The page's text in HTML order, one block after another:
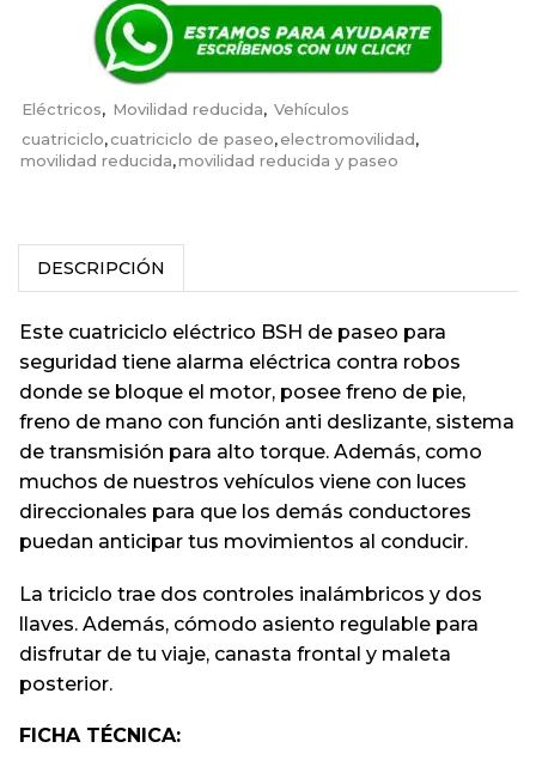
Eléctricos, Movilidad reducida, Vehículos
cuatriciclo,cuatriciclo de paseo,electromovilidad,
movilidad reducida,movilidad reducida y paseo
DESCRIPCIÓN
Este cuatriciclo eléctrico BSH de paseo para
seguridad tiene alarma eléctrica contra robos
donde se bloque el motor, posee freno de pie,
freno de mano con función anti deslizante, sistema
de transmisión para alto torque. Además, como
muchos de nuestros vehículos viene con luces
direccionales para que los demás conductores
puedan anticipar tus movimientos al conducir.
La triciclo trae dos controles inalámbricos y dos
llaves. Además, cómodo asiento regulable para
disfrutar de tu viaje, canasta frontal y maleta
posterior.
FICHA TÉCNICA: